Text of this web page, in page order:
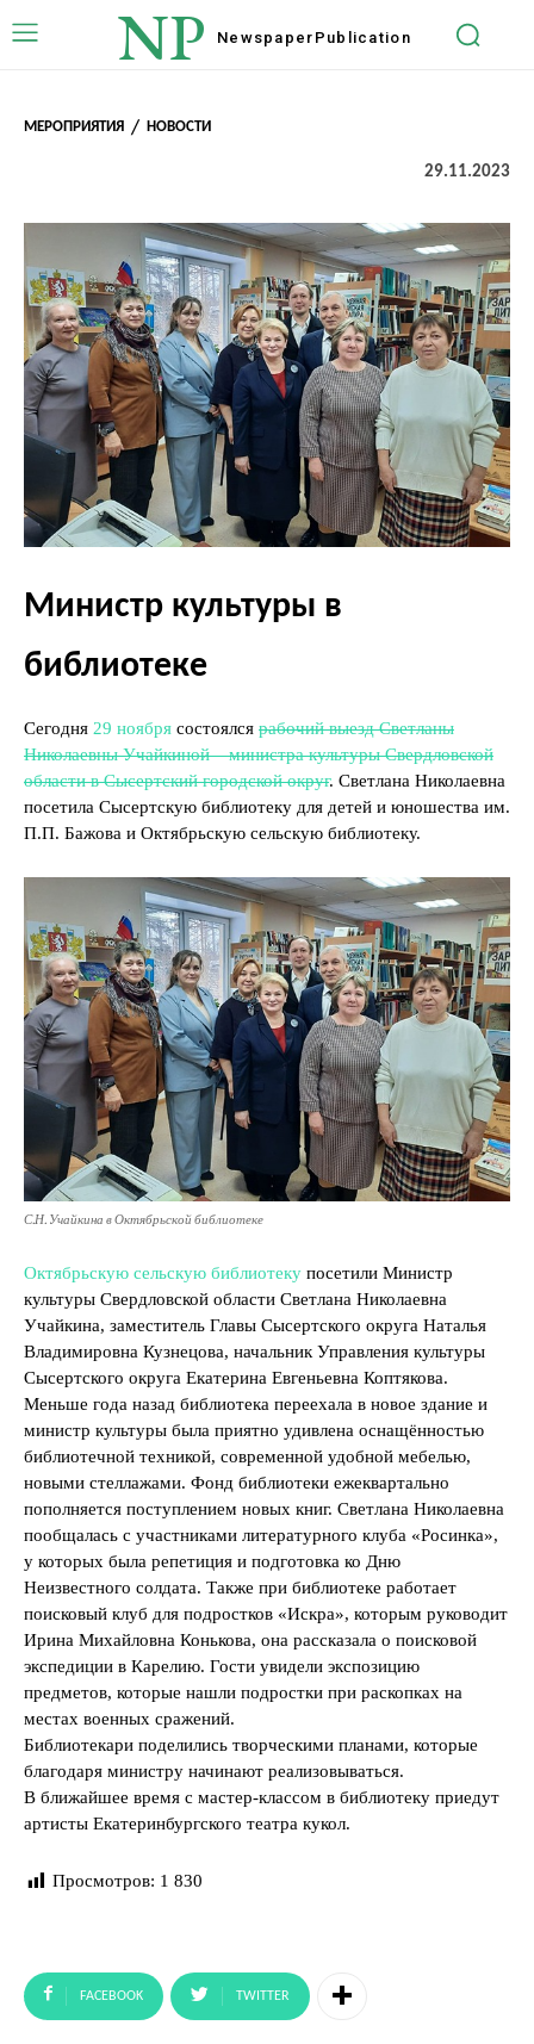
NP Newspaper Publication
МЕРОПРИЯТИЯ НОВОСТИ
29.11.2023
Министр культуры в
библиотеке
Сегодня 29 ноября состоялся рабочий выезд Светланы
Николаевны Учайкиной – министра культуры Свердловской
области в Сысертский городской округ. Светлана Николаевна
посетила Сысертскую библиотеку для детей и юношества им.
П.П. Бажова и Октябрьскую сельскую библиотеку.
С.Н. Учайкина в Октябрьской библиотеке
Октябрьскую сельскую библиотеку посетили Министр
культуры Свердловской области Светлана Николаевна
Учайкина, заместитель Главы Сысертского округа Наталья
Владимировна Кузнецова, начальник Управления культуры
Сысертского округа Екатерина Евгеньевна Коптякова.
Меньше года назад библиотека переехала в новое здание и
министр культуры была приятно удивлена оснащённостью
библиотечной техникой, современной удобной мебелью,
новыми стеллажами. Фонд библиотеки ежеквартально
пополняется поступлением новых книг. Светлана Николаевна
пообщалась с участниками литературного клуба «Росинка»,
у которых была репетиция и подготовка ко Дню
Неизвестного солдата. Также при библиотеке работает
поисковый клуб для подростков «Искра», которым руководит
Ирина Михайловна Конькова, она рассказала о поисковой
экспедиции в Карелию. Гости увидели экспозицию
предметов, которые нашли подростки при раскопках на
местах военных сражений.
Библиотекари поделились творческими планами, которые
благодаря министру начинают реализовываться.
В ближайшее время с мастер-классом в библиотеку приедут
артисты Екатеринбургского театра кукол.
Просмотров: 1 830
FACEBOOK TWITTER